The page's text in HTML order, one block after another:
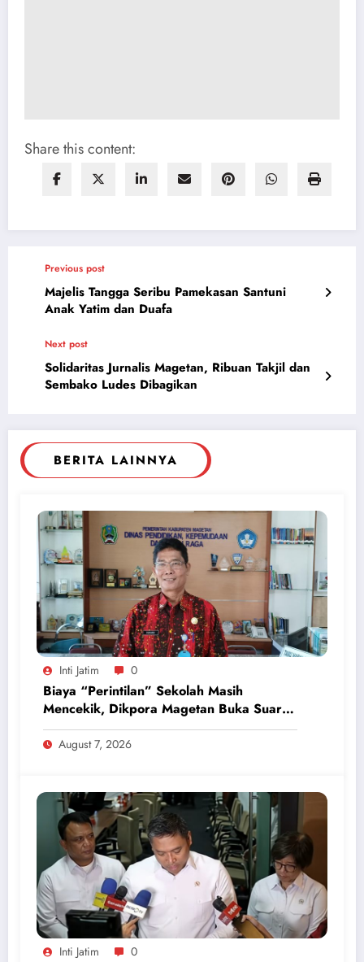
Share this content:
Previous post
Majelis Tangga Seribu Pamekasan Santuni
Anak Yatim dan Duafa
Next post
Solidaritas Jurnalis Magetan, Ribuan Takjil dan
Sembako Ludes Dibagikan
BERITA LAINNYA
Inti Jatim 0
Biaya “Perintilan” Sekolah Masih
Mencekik, Dikpora Magetan Buka Suara
Soal Polemik Seragam dan Modul
August 7, 2026
Inti Jatim 0